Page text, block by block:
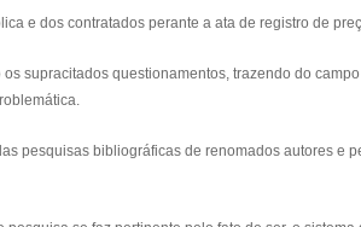
e dos contratados perante a ata de registro de
supracitados questionamentos, trazendo do
pesquisas bibliográficas de renomados autores e